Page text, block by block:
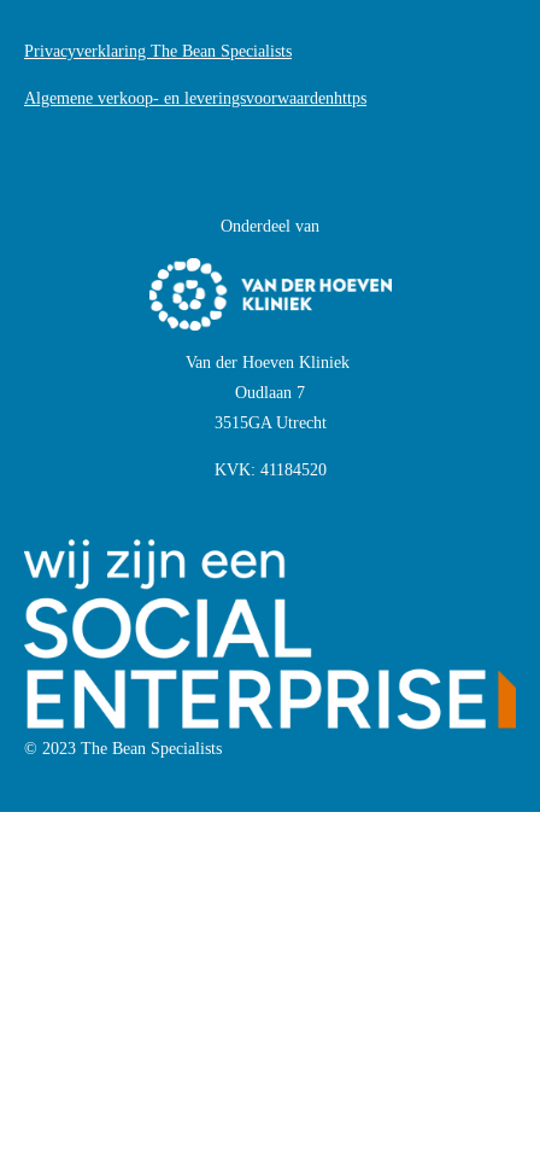
Privacyverklaring The Bean Specialists
Algemene verkoop- en leveringsvoorwaardenhttps
Onderdeel van
Van der Hoeven Kliniek
Oudlaan 7
3515GA Utrecht
KVK: 41184520
© 2023 The Bean Specialists